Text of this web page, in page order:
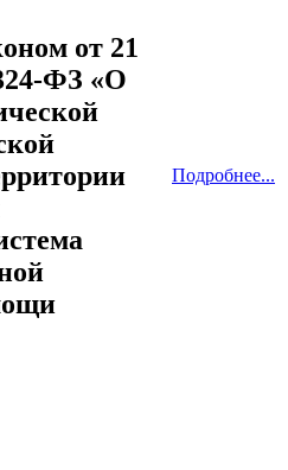
от 21
ФЗ «О
Подробнее...